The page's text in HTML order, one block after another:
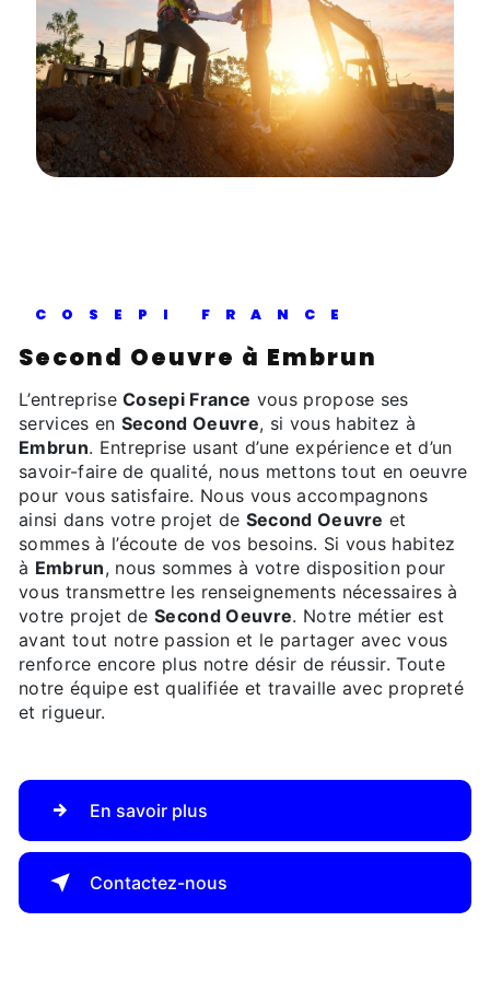
COSEPI FRANCE
Second Oeuvre à Embrun
L’entrepriseCosepi France vous propose ses
services en Second Oeuvre, si vous habitez à
Embrun. Entreprise usant d’une expérience et d’un
savoir-faire de qualité, nous mettons tout en oeuvre
pour vous satisfaire. Nous vous accompagnons
ainsi dans votre projet de Second Oeuvre et
sommes à l’écoute de vos besoins. Si vous habitez
à Embrun, nous sommes à votre disposition pour
vous transmettre les renseignements nécessaires à
votre projet deSecond Oeuvre. Notre métier est
avant tout notre passion et le partager avec vous
renforce encore plus notre désir de réussir. Toute
notre équipe est qualifiée et travaille avec propreté
et rigueur.
En savoir plus
Contactez-nous